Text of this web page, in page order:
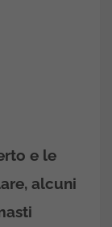
e le
alcuni